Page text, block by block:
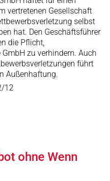
vertretenen Gesellschaft
selbst
hat. Den Geschäftsführer
die Pflicht,
zu verhindern. Auch
führt
Außenhaftung.
12
ohne Wenn